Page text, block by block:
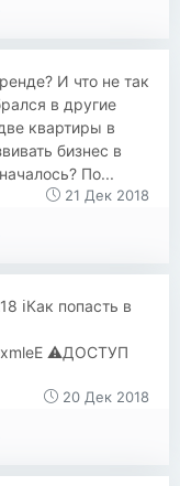
И что не так
в другие
квартиры в
бизнес в
По...
21 Дек 2018
ℹ️Как попасть в
⚠️ДОСТУП
20 Дек 2018